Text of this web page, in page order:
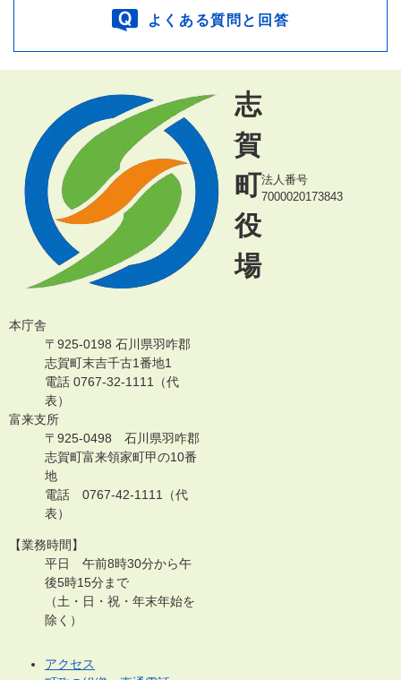
よくある質問と回答
志
賀
町
役
場
法人番号
7000020173843
本庁舎
〒925-0198 石川県羽咋郡
志賀町末吉千古1番地1
電話 0767-32-1111（代
表）
富来支所
〒925-0498 石川県羽咋郡
志賀町富来領家町甲の10番
地
電話 0767-42-1111（代
表）
【業務時間】
平日 午前8時30分から午
後5時15分まで
（土・日・祝・年末年始を
除く）
アクセス